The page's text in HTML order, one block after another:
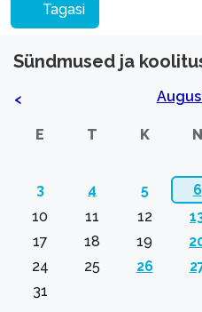
Tagasi
Sündmused ja
<
E T K N
3
4 5 6
10
11 12
17
18 19
24
25 26
31